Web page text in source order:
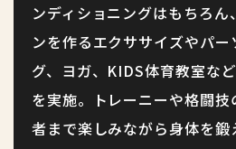
ンディショニングはもちろん
ンを作るエクササイズやパ
グ、ヨガ、KIDS体育教室な
を実施。トレーニーや格闘
者まで楽しみながら身体を鍛